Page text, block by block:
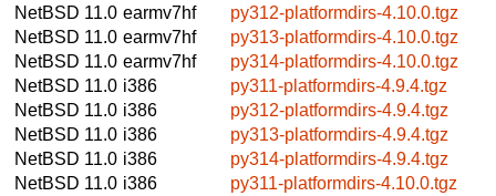
NetBSD 11.0 earmv7hf
py312-platformdirs-4.10.0.tgz
NetBSD 11.0 earmv7hf
py313-platformdirs-4.10.0.tgz
NetBSD 11.0 earmv7hf
py314-platformdirs-4.10.0.tgz
NetBSD 11.0 i386
py311-platformdirs-4.9.4.tgz
NetBSD 11.0 i386
py312-platformdirs-4.9.4.tgz
NetBSD 11.0 i386
py313-platformdirs-4.9.4.tgz
NetBSD 11.0 i386
py314-platformdirs-4.9.4.tgz
NetBSD 11.0 i386
py311-platformdirs-4.10.0.tgz